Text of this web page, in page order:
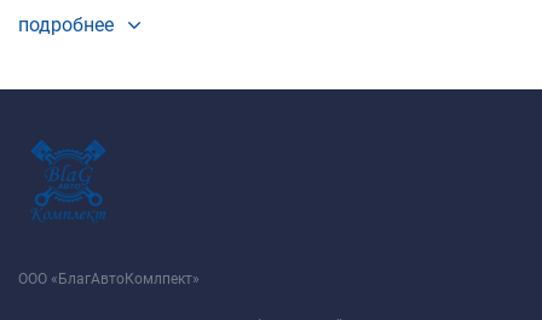
подробнее
ООО «БлагАвтоКомлпект»